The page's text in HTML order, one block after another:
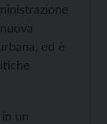
ed è
un